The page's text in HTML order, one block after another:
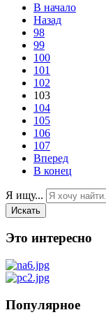
В начало
Назад
98
99
100
101
102
103
104
105
106
107
Вперед
В конец
Я ищу...
Искать
Это интересно
Популярное